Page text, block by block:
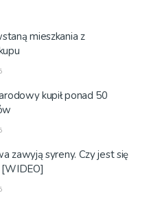
mieszkania z
kupił ponad 50
zawyją syreny. Czy jest się